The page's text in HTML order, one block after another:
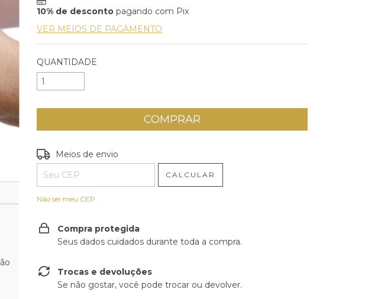
10% de desconto pagando com Pix
VER MEIOS DE PAGAMENTO
QUANTIDADE
Entregas para o CEP:
Meios de envio
CALCULAR
Não sei meu CEP
Compra protegida
Seus dados cuidados durante toda a compra.
Trocas e devoluções
Se não gostar, você pode trocar ou devolver.